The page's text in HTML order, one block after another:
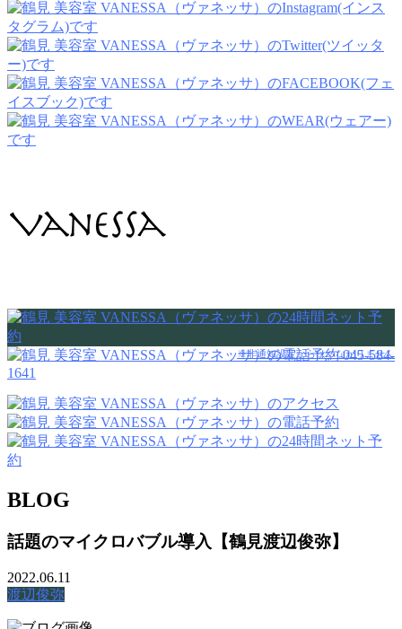
045-584-
1641
※非通知設定からはつながりません
BLOG
話題のマイクロバブル導入【鶴見渡辺俊弥】
2022.06.11
渡辺俊弥